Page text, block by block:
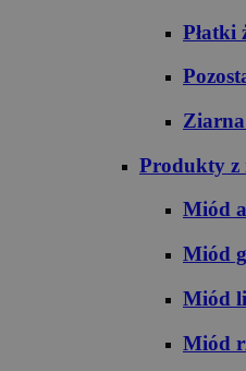
Płatki
Produkty z
Miód
Miód
Miód
Miód